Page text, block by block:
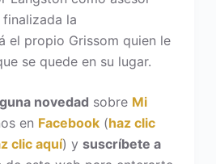
la
el propio Grissom quien le
se quede en su lugar.
novedad sobre Mi
en Facebook(haz clic
clic aquí) y suscríbete a